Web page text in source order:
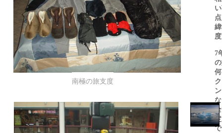
南極の旅支度
緯
7